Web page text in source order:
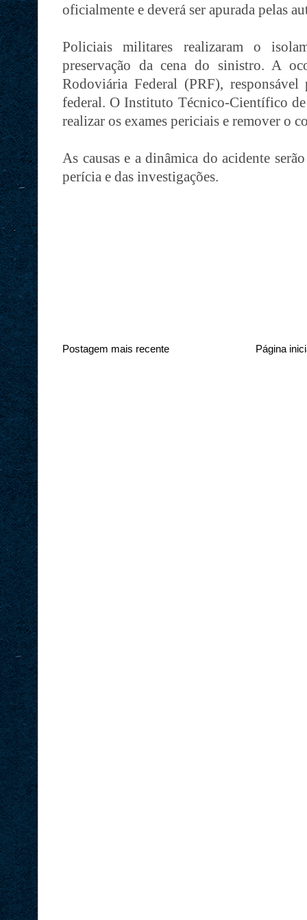
oficialmente e deverá ser apurada pelas
Policiais militares realizaram o
preservação da cena do sinistro. A
Rodoviária Federal (PRF),
federal. O Instituto Técnico-Científico
realizar os exames periciais e remover o
As causas e a dinâmica do acidente
perícia e das investigações.
Postagem mais recente Página